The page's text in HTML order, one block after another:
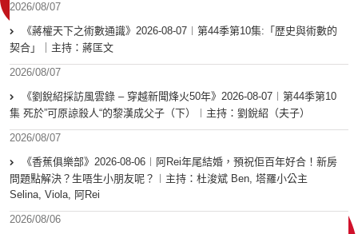
2026/08/07
《蔣權天下之術數通識》2026-08-07︱第44季第10集:「歴史與術數的
契合」｜主持：蔣匡文
2026/08/07
《劉銳紹採訪風雲錄 – 穿越新聞烽火50年》2026-08-07︱第44季第10
集 死於”可原諒殺人“的黎漢成父子（下）︱主持：劉銳紹（夫子）
2026/08/07
《香蕉俱樂部》2026-08-06︱阿Rei年尾結婚，預祝佢百年好合！新房
問題點解決？生唔生小朋友呢？︱主持：杜浚斌 Ben, 塔羅小公主
Selina, Viola, 阿Rei
2026/08/06